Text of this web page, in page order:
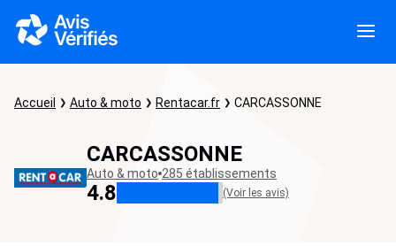
Accueil Auto & moto Rentacar.fr CARCASSONNE
CARCASSONNE
Auto & moto 285 établissements
4.8 (Voir les avis)